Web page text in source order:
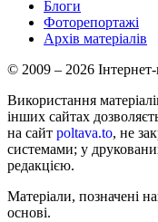
Блоги
Фоторепортажі
Архів матеріалів
© 2009 – 2026
Використання
інших сайтах
на сайт poltava.to, не
системами; у
редакцією.
Матеріали, позначені
основі.